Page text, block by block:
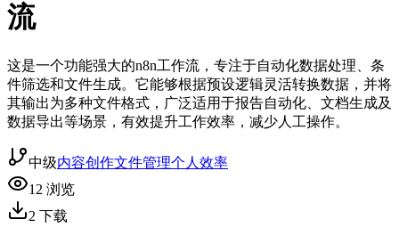
流
这是一个功能强大的n8n工作流，专注于自动化数据处理、条
件筛选和文件生成。它能够根据预设逻辑灵活转换数据，并将
其输出为多种文件格式，广泛适用于报告自动化、文档生成及
数据导出等场景，有效提升工作效率，减少人工操作。
中级内容创作文件管理个人效率
12 浏览
2 下载